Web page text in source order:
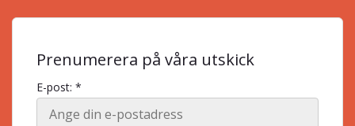
Prenumerera på våra utskick
E-post: *